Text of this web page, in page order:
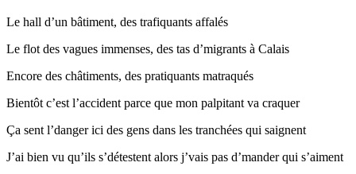
Le hall d’un bâtiment, des trafiquants affalés
Le flot des vagues immenses, des tas d’migrants à Calais
Encore des châtiments, des pratiquants matraqués
Bientôt c’est l’accident parce que mon palpitant va craquer
Ça sent l’danger ici des gens dans les tranchées qui saignent
J’ai bien vu qu’ils s’détestent alors j’vais pas d’mander qui s’aiment